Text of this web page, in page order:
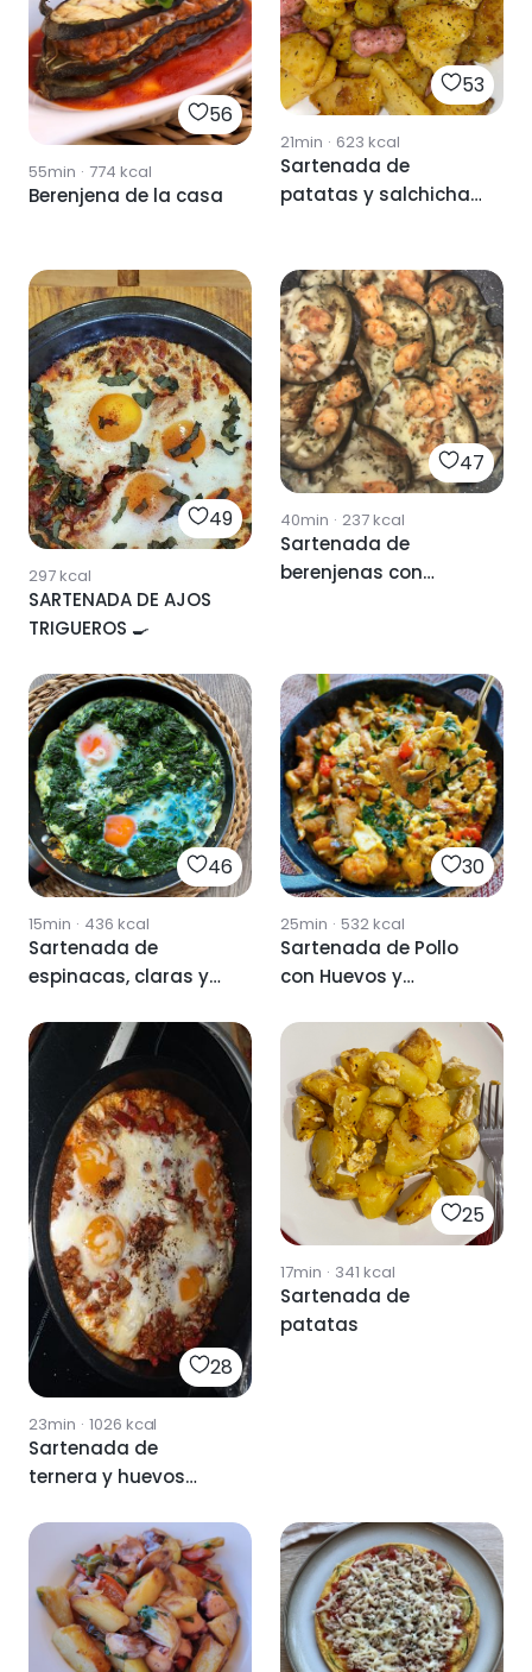
56
55min · 774 kcal
Berenjena de la casa
53
21min · 623 kcal
Sartenada de
patatas y salchichas
49
297kcal
SARTENADA DE AJOS
TRIGUEROS 🍳
47
40min · 237kcal
Sartenada de
berenjenas con
46
15min · 436 kcal
Sartenada de
espinacas, claras y
30
25min · 532kcal
Sartenada de Pollo
con Huevos y
28
23min · 1026 kcal
Sartenada de
ternera y huevos
25
17min · 341 kcal
Sartenada de
patatas